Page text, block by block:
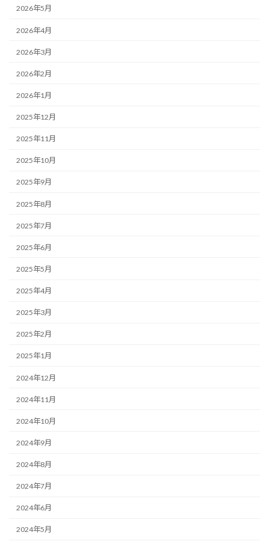
2026年5月
2026年4月
2026年3月
2026年2月
2026年1月
2025年12月
2025年11月
2025年10月
2025年9月
2025年8月
2025年7月
2025年6月
2025年5月
2025年4月
2025年3月
2025年2月
2025年1月
2024年12月
2024年11月
2024年10月
2024年9月
2024年8月
2024年7月
2024年6月
2024年5月